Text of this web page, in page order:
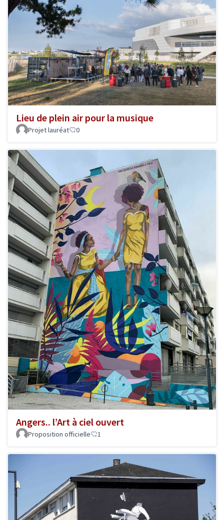
Lieu de plein air pour la musique
Projet lauréat 0
Angers.. l’Art à ciel ouvert
Proposition officielle 1